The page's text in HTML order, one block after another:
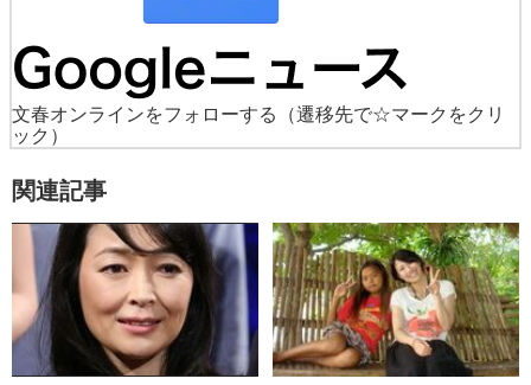
文春オンラインをフォローする
（遷移先で☆マークをクリ
ック）
関連記事